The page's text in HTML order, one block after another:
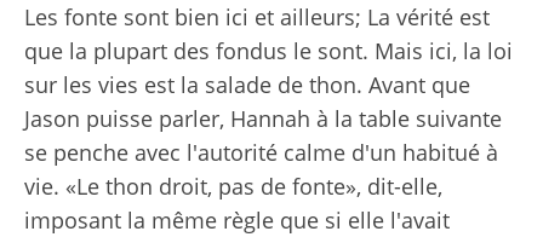
Les fonte sont bien ici et ailleurs; La vérité est
que la plupart des fondus le sont. Mais ici, la loi
sur les vies est la salade de thon. Avant que
Jason puisse parler, Hannah à la table suivante
se penche avec l'autorité calme d'un habitué à
vie. «Le thon droit, pas de fonte», dit-elle,
imposant la même règle que si elle l'avait